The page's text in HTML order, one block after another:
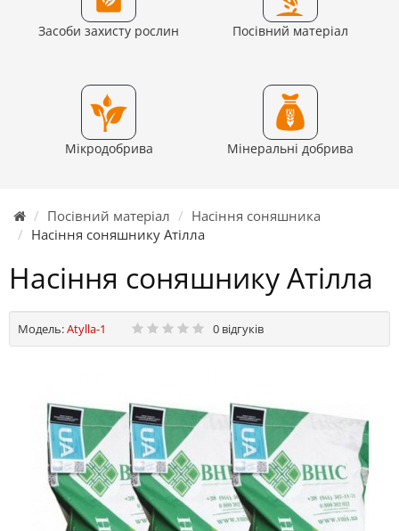
Засоби захисту рослин Посівний матеріал
Мікродобрива Мінеральні добрива
Посівний матеріал
Насіння соняшника
Насіння соняшнику Атілла
Насіння соняшнику Атілла
Модель:Atylla-1 0 відгуків